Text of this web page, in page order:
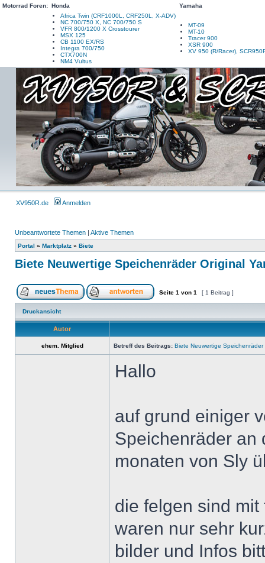
Motorrad Foren: Honda
Yamaha
Africa Twin (CRF1000L, CRF250L, X-ADV)
NC 700/750 X, NC 700/750 S
VFR 800/1200 X Crosstourer
MSX 125
CB 1100 EX/RS
Integra 700/750
CTX700N
NM4 Vultus
MT-09
MT-10
Tracer 900
XSR 900
XV 950 (R/Racer),
XV950R.de Anmelden
Unbeantwortete Themen | Aktive Themen
Portal » Marktplatz » Biete
Biete Neuwertige Speichenräder Original
Seite 1 von 1 [ 1 Beitrag ]
Druckansicht
Autor
ehem. Mitglied Betreff des Beitrags: Biete Neuwertige
Hallo
auf grund einiger
Speichenräder an
monaten von Sly
die felgen sind
waren nur sehr
bilder und Infos